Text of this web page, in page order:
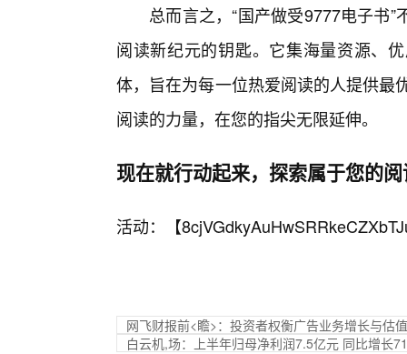
总而言之，“国产做受9777电子书
阅读新纪元的钥匙。它集海量资源、
体，旨在为每一位热爱阅读的人提供最
阅读的力量，在您的指尖无限延伸。
现在就行动起来，探索属于您的
活动：【
网飞财报前<瞻>：投资者权衡广告业务增长与估
白云机,场：上半年归母净利润7.5亿元 同比增长